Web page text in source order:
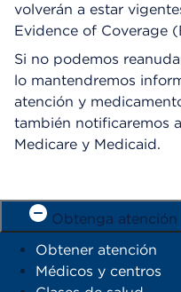
volverán a estar
Evidence of Coverage
Si no podemos
lo mantendremos
atención y
también notificaremos
Medicare y Medicaid.
Obtenga atención
Obtener atención
Médicos y centros